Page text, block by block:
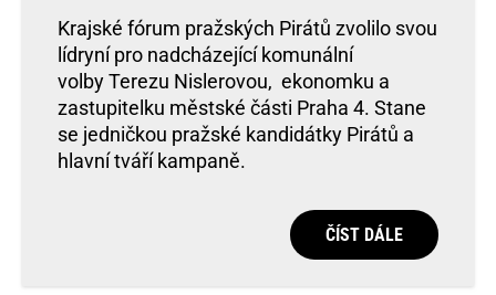
Krajské fórum pražských Pirátů zvolilo svou
lídryní pro nadcházející komunální
volby Terezu Nislerovou, ekonomku a
zastupitelku městské části Praha 4. Stane
se jedničkou pražské kandidátky Pirátů a
hlavní tváří kampaně.
ČÍST DÁLE